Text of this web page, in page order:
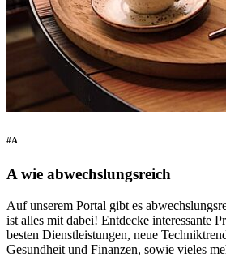
#A
A wie abwechslungsreich
Auf unserem Portal gibt es
ist alles mit dabei! Entdecke interessante
besten Dienstleistungen, neue
Gesundheit und Finanzen, sowie vieles